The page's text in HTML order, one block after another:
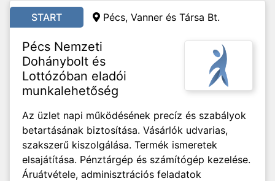
START Pécs, Vanner és Társa Bt.
Pécs Nemzeti
Dohánybolt és
Lottózóban eladói
munkalehetőség
Az üzlet napi működésének precíz és szabályok
betartásának biztosítása. Vásárlók udvarias,
szakszerű kiszolgálása. Termék ismeretek
elsajátítása. Pénztárgép és számítógép kezelése.
Áruátvétele, adminisztrációs feladatok